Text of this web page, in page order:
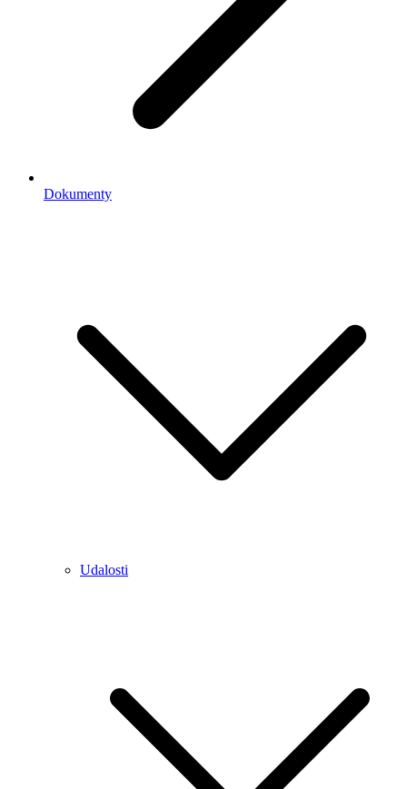
Dokumenty
Udalosti